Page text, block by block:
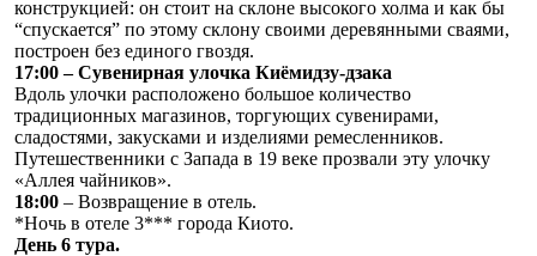
конструкцией: он стоит на склоне высокого холма и как бы
“спускается” по этому склону своими деревянными сваями,
построен без единого гвоздя.
17:00 – Сувенирная улочка Киёмидзу-дзака
Вдоль улочки расположено большое количество
традиционных магазинов, торгующих сувенирами,
сладостями, закусками и изделиями ремесленников.
Путешественники с Запада в 19 веке прозвали эту улочку
«Аллея чайников».
18:00 – Возвращение в отель.
*Ночь в отеле 3*** города Киото.
День 6 тура.